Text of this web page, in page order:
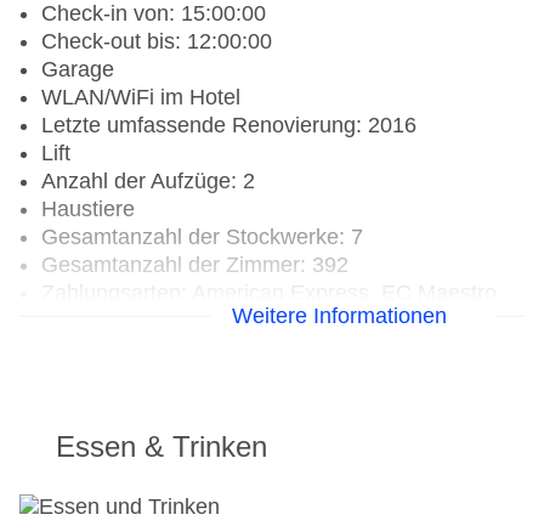
Check-in von: 15:00:00
Check-out bis: 12:00:00
Garage
WLAN/WiFi im Hotel
Letzte umfassende Renovierung: 2016
Lift
Anzahl der Aufzüge: 2
Haustiere
Gesamtanzahl der Stockwerke: 7
Gesamtanzahl der Zimmer: 392
Weitere Informationen
Essen & Trinken